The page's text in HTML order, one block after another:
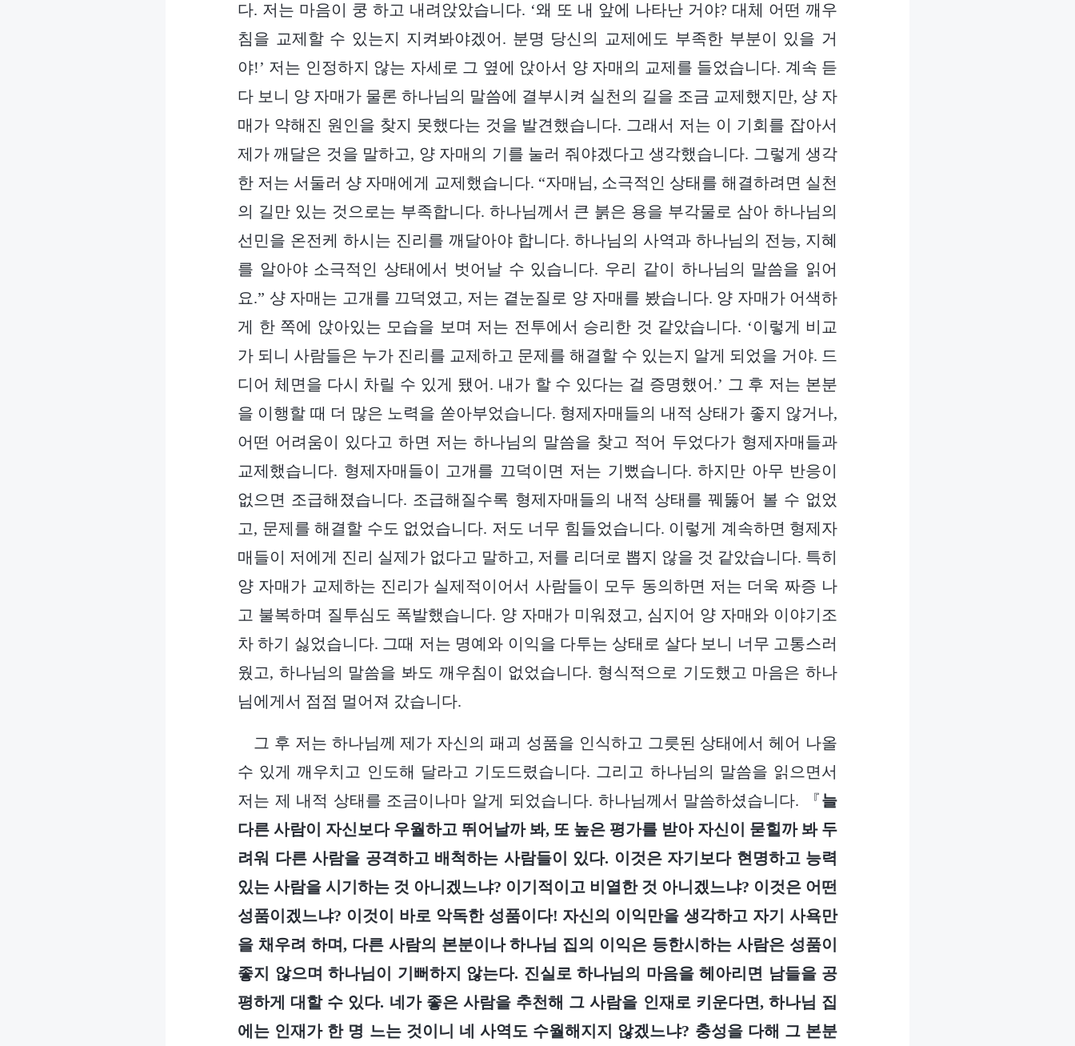
다. 저는 마음이 쿵 하고 내려앉았습니다. ‘왜 또 내 앞에 나타난 거야? 대체 어떤 깨우
침을 교제할 수 있는지 지켜봐야겠어. 분명 당신의 교제에도 부족한 부분이 있을 거
야!’ 저는 인정하지 않는 자세로 그 옆에 앉아서 양 자매의 교제를 들었습니다. 계속 듣
다 보니 양 자매가 물론 하나님의 말씀에 결부시켜 실천의 길을 조금 교제했지만, 샹 자
매가 약해진 원인을 찾지 못했다는 것을 발견했습니다. 그래서 저는 이 기회를 잡아서
제가 깨달은 것을 말하고, 양 자매의 기를 눌러 줘야겠다고 생각했습니다. 그렇게 생각
한 저는 서둘러 샹 자매에게 교제했습니다. “자매님, 소극적인 상태를 해결하려면 실천
의 길만 있는 것으로는 부족합니다. 하나님께서 큰 붉은 용을 부각물로 삼아 하나님의
선민을 온전케 하시는 진리를 깨달아야 합니다. 하나님의 사역과 하나님의 전능, 지혜
를 알아야 소극적인 상태에서 벗어날 수 있습니다. 우리 같이 하나님의 말씀을 읽어
요.” 샹 자매는 고개를 끄덕였고, 저는 곁눈질로 양 자매를 봤습니다. 양 자매가 어색하
게 한 쪽에 앉아있는 모습을 보며 저는 전투에서 승리한 것 같았습니다. ‘이렇게 비교
가 되니 사람들은 누가 진리를 교제하고 문제를 해결할 수 있는지 알게 되었을 거야. 드
디어 체면을 다시 차릴 수 있게 됐어. 내가 할 수 있다는 걸 증명했어.’ 그 후 저는 본분
을 이행할 때 더 많은 노력을 쏟아부었습니다. 형제자매들의 내적 상태가 좋지 않거나,
어떤 어려움이 있다고 하면 저는 하나님의 말씀을 찾고 적어 두었다가 형제자매들과
교제했습니다. 형제자매들이 고개를 끄덕이면 저는 기뻤습니다. 하지만 아무 반응이
없으면 조급해졌습니다. 조급해질수록 형제자매들의 내적 상태를 꿰뚫어 볼 수 없었
고, 문제를 해결할 수도 없었습니다. 저도 너무 힘들었습니다. 이렇게 계속하면 형제자
매들이 저에게 진리 실제가 없다고 말하고, 저를 리더로 뽑지 않을 것 같았습니다. 특히
양 자매가 교제하는 진리가 실제적이어서 사람들이 모두 동의하면 저는 더욱 짜증 나
고 불복하며 질투심도 폭발했습니다. 양 자매가 미워졌고, 심지어 양 자매와 이야기조
차 하기 싫었습니다. 그때 저는 명예와 이익을 다투는 상태로 살다 보니 너무 고통스러
웠고, 하나님의 말씀을 봐도 깨우침이 없었습니다. 형식적으로 기도했고 마음은 하나
님에게서 점점 멀어져 갔습니다.
그 후 저는 하나님께 제가 자신의 패괴 성품을 인식하고 그릇된 상태에서 헤어 나올
수 있게 깨우치고 인도해 달라고 기도드렸습니다. 그리고 하나님의 말씀을 읽으면서
저는 제 내적 상태를 조금이나마 알게 되었습니다. 하나님께서 말씀하셨습니다. 『늘
다른 사람이 자신보다 우월하고 뛰어날까 봐, 또 높은 평가를 받아 자신이 묻힐까 봐 두
려워 다른 사람을 공격하고 배척하는 사람들이 있다. 이것은 자기보다 현명하고 능력
있는 사람을 시기하는 것 아니겠느냐? 이기적이고 비열한 것 아니겠느냐? 이것은 어떤
성품이겠느냐? 이것이 바로 악독한 성품이다! 자신의 이익만을 생각하고 자기 사욕만
을 채우려 하며, 다른 사람의 본분이나 하나님 집의 이익은 등한시하는 사람은 성품이
좋지 않으며 하나님이 기뻐하지 않는다. 진실로 하나님의 마음을 헤아리면 남들을 공
평하게 대할 수 있다. 네가 좋은 사람을 추천해 그 사람을 인재로 키운다면, 하나님 집
에는 인재가 한 명 느는 것이니 네 사역도 수월해지지 않겠느냐? 충성을 다해 그 본분